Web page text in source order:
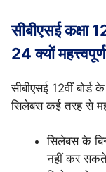
सीबीएसई कक्षा
24 क्यों
सीबीएसई 12वीं बोर्ड
सिलेबस कई तरह से
सिलेबस के
नहीं कर